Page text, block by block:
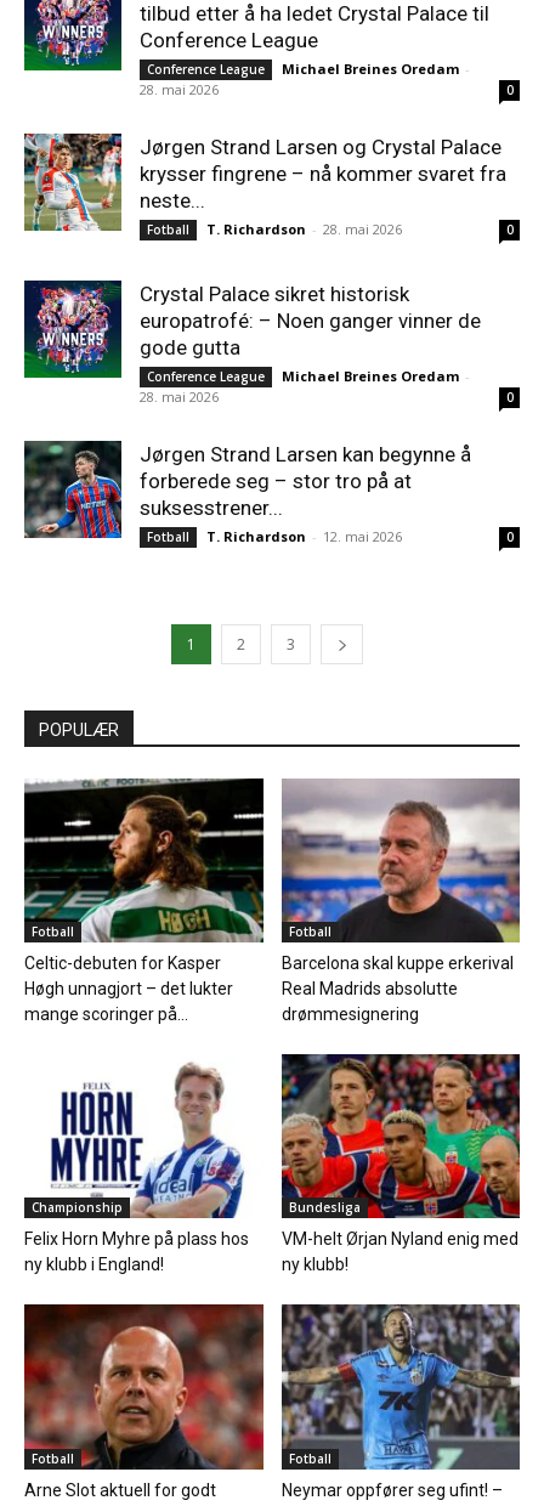
tilbud etter å ha ledet Crystal Palace til
Conference League
Conference League Michael Breines Oredam -
28. mai 2026
0
Jørgen Strand Larsen og Crystal Palace
krysser fingrene – nå kommer svaret fra
neste...
Fotball T. Richardson - 28. mai 2026 0
Crystal Palace sikret historisk
europatrofé: – Noen ganger vinner de
gode gutta
Conference League Michael Breines Oredam -
28. mai 2026
0
Jørgen Strand Larsen kan begynne å
forberede seg – stor tro på at
suksesstrener...
Fotball T. Richardson - 12. mai 2026 0
1 2 3
POPULÆR
Fotball
Celtic-debuten for Kasper
Høgh unnagjort – det lukter
mange scoringer på...
Fotball
Barcelona skal kuppe erkerival
Real Madrids absolutte
drømmesignering
Championship
Felix Horn Myhre på plass hos
ny klubb i England!
Bundesliga
VM-helt Ørjan Nyland enig med
ny klubb!
Fotball
Arne Slot aktuell for godt
Fotball
Neymar oppfører seg ufint! –